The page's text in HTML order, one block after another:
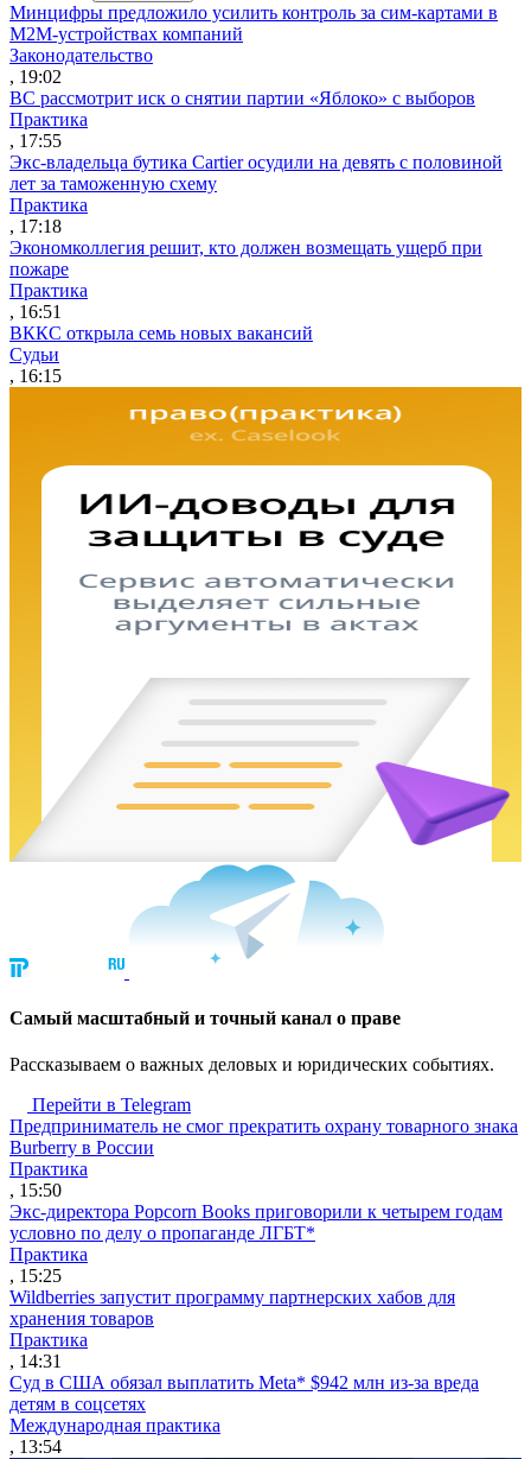
Минцифры предложило усилить контроль за сим-картами в
M2M-устройствах компаний
Законодательство
, 19:02
ВС рассмотрит иск о снятии партии «Яблоко» с выборов
Практика
, 17:55
Экс-владельца бутика Cartier осудили на девять с половиной
лет за таможенную схему
Практика
, 17:18
Экономколлегия решит, кто должен возмещать ущерб при
пожаре
Практика
, 16:51
ВККС открыла семь новых вакансий
Судьи
, 16:15
Cамый масштабный и точный канал о праве
Рассказываем о важных деловых и юридических событиях.
Перейти в Telegram
Предприниматель не смог прекратить охрану товарного знака
Burberry в России
Практика
, 15:50
Экс-директора Popcorn Books приговорили к четырем годам
условно по делу о пропаганде ЛГБТ*
Практика
, 15:25
Wildberries запустит программу партнерских хабов для
хранения товаров
Практика
, 14:31
Суд в США обязал выплатить Meta* $942 млн из-за вреда
детям в соцсетях
Международная практика
, 13:54